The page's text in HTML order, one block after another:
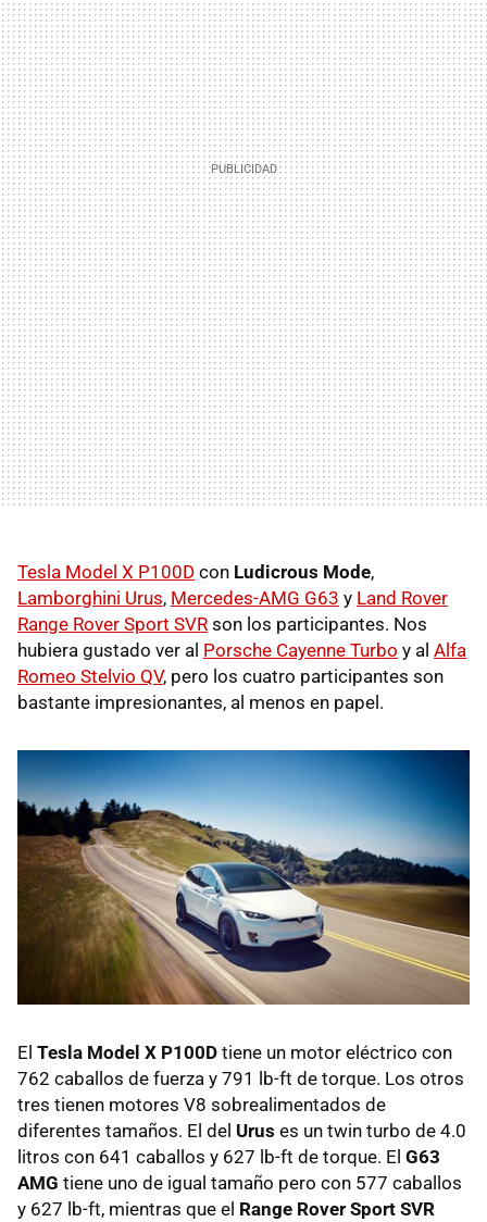
Tesla Model X P100D con Ludicrous Mode,
Lamborghini Urus, Mercedes-AMG G63 y Land Rover
Range Rover Sport SVR son los participantes. Nos
hubiera gustado ver al Porsche Cayenne Turbo y al Alfa
Romeo Stelvio QV, pero los cuatro participantes son
bastante impresionantes, al menos en papel.
El Tesla Model X P100D tiene un motor eléctrico con
762 caballos de fuerza y 791 lb-ft de torque. Los otros
tres tienen motores V8 sobrealimentados de
diferentes tamaños. El del Urus es un twin turbo de 4.0
litros con 641 caballos y 627 lb-ft de torque. El G63
AMG tiene uno de igual tamaño pero con 577 caballos
y 627 lb-ft, mientras que el Range Rover Sport SVR